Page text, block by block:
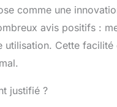
comme une
avis positifs :
Cette
justifié ?